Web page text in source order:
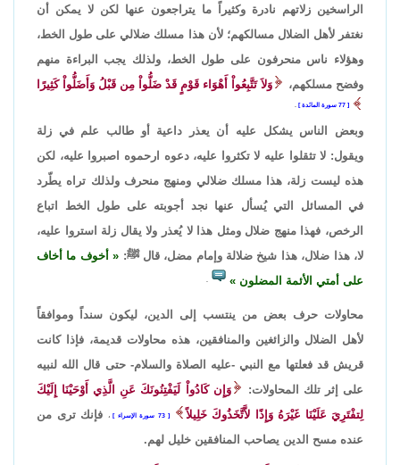
الراسخين زلاتهم نادرة وكثيراً ما يتراجعون عنها لكن لا يمكن أن
نغتفر لأهل الضلال مسالكهم؛ لأن هذا مسلك ضلالي على طول الخط،
وهؤلاء ناس منحرفون على طول الخط، ولذلك يجب البراءة منهم
وفضح مسلكهم،
وَلاَ تَتَّبِعُواْ أَهْوَاء قَوْمٍ قَدْ ضَلُّواْ مِن قَبْلُ وَأَضَلُّواْ كَثِيرًا
77 سورة المائدة .
وبعض الناس يشكل عليه أن يعذر داعية أو طالب علم في زلة
ويقول: لا تثقلوا عليه لا تكثروا عليه، دعوه ارحموه اصبروا عليه، لكن
هذه ليست زلة، هذا مسلك ضلالي ومنهج منحرف ولذلك تراه يطّرد
في المسائل التي يُسأل عنها نجد أجوبته على طول الخط اتباع
الرخص، فهذا منهج ضلال ومثل هذا لا يُعذر ولا يقال زلة استروا عليه،
لا، هذا ضلال، هذا شيخ ضلالة وإمام مضل، قال ﷺ:
أخوف ما أخاف
على أمتي الأئمة المضلون
.
محاولات حرف بعض من ينتسب إلى الدين، ليكون سنداً وموافقاً
لأهل الضلال والزائغين والمنافقين، هذه محاولات قديمة، فإذا كانت
قريش قد فعلتها مع النبي -عليه الصلاة والسلام- حتى قال الله لنبيه
على إثر تلك المحاولات:
وَإِن كَادُواْ لَيَفْتِنُونَكَ عَنِ الَّذِي أَوْحَيْنَا إِلَيْكَ
لِتفْتَرِيَ عَلَيْنَا غَيْرَهُ وَإِذًا لاَّتَّخَذُوكَ خَلِيلاً
73 سورة الإسراء ،
فإنك ترى من
عنده مسح الدين يصاحب المنافقين خليل لهم.